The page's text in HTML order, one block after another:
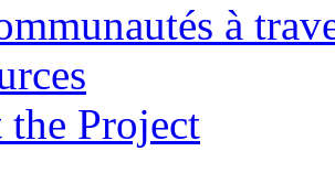
à
Project